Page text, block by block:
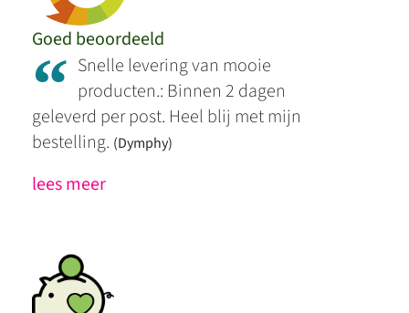
Goed beoordeeld
“ Snelle levering van mooie
producten.: Binnen 2 dagen
geleverd per post. Heel blij met mijn
bestelling. (Dymphy)
lees meer